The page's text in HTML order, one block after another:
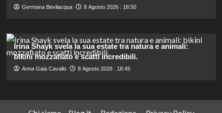
Germana Bevilacqua 8 Agosto 2026 : 18:50
Irina Shayk svela la sua estate tra natura e animali:
bikini mozzafiato e scatti incredibili.
Anna Gaia Cavallo 8 Agosto 2026 : 18:45